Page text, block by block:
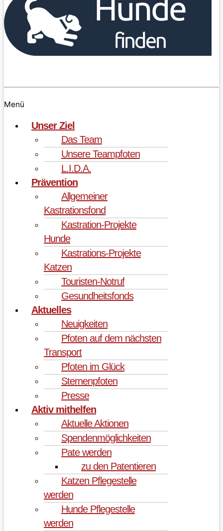
Menü
Unser Ziel
Das Team
Unsere Teampfoten
L.I.D.A.
Prävention
Allgemeiner
Kastrationsfond
Kastration-Projekte
Hunde
Kastrations-Projekte
Katzen
Touristen-Notruf
Gesundheitsfonds
Aktuelles
Neuigkeiten
Pfoten auf dem nächsten
Transport
Pfoten im Glück
Sternenpfoten
Presse
Aktiv mithelfen
Aktuelle Aktionen
Spendenmöglichkeiten
Pate werden
zu den Patentieren
Katzen Pflegestelle
werden
Hunde Pflegestelle
werden